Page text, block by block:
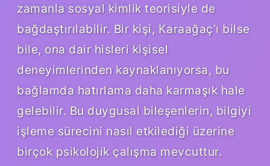
zamanla sosyal kimlik teorisiyle de
bağdaştırılabilir. Bir kişi, Karaağaç’ı bilse
bile, ona dair hisleri kişisel
deneyimlerinden kaynaklanıyorsa, bu
bağlamda hatırlama daha karmaşık hale
gelebilir. Bu duygusal bileşenlerin, bilgiyi
işleme sürecini nasıl etkilediği üzerine
birçok psikolojik çalışma mevcuttur.